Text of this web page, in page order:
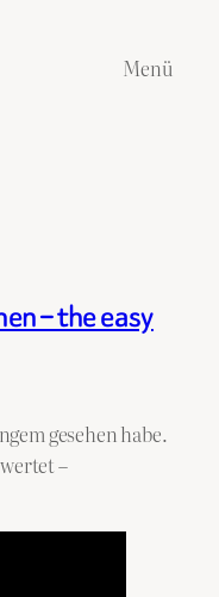
Menü
– the easy
gesehen habe.
–